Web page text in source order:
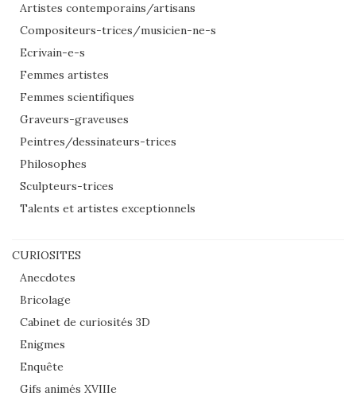
Artistes contemporains/artisans
Compositeurs-trices/musicien-ne-s
Ecrivain-e-s
Femmes artistes
Femmes scientifiques
Graveurs-graveuses
Peintres/dessinateurs-trices
Philosophes
Sculpteurs-trices
Talents et artistes exceptionnels
CURIOSITES
Anecdotes
Bricolage
Cabinet de curiosités 3D
Enigmes
Enquête
Gifs animés XVIIIe